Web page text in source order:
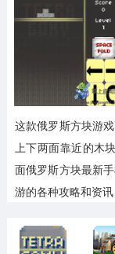
这款俄罗斯方块游
上下两面靠近的木
面俄罗斯方块最新
游的各种攻略和资讯